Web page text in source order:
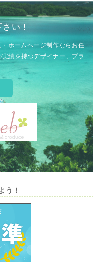
さい！
ホームページ制作ならお任
績を持つデザイナー、プラ
う！